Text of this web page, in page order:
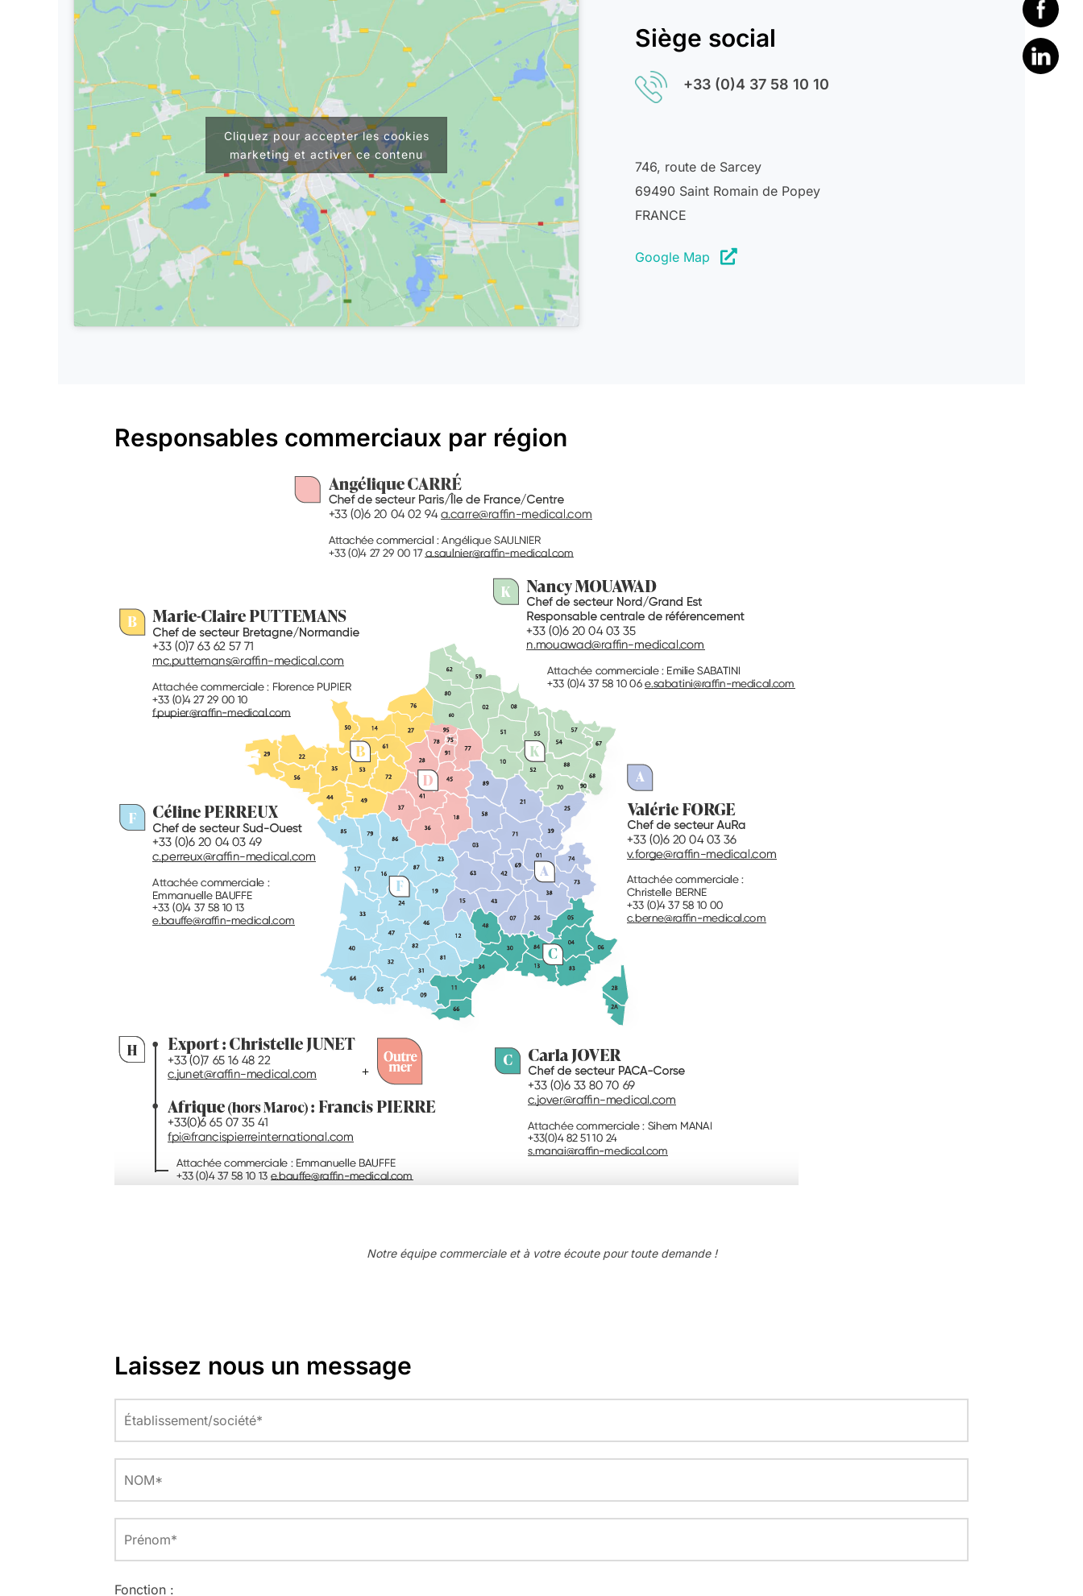
Cliquez pour accepter les cookies
marketing et activer ce contenu
Siège social
+33 (0)4 37 58 10 10
746, route de Sarcey
69490 Saint Romain de Popey
FRANCE
Google Map
Responsables commerciaux par région
Notre équipe commerciale et à votre écoute pour toute demande !
Laissez nous un message
Fonction :